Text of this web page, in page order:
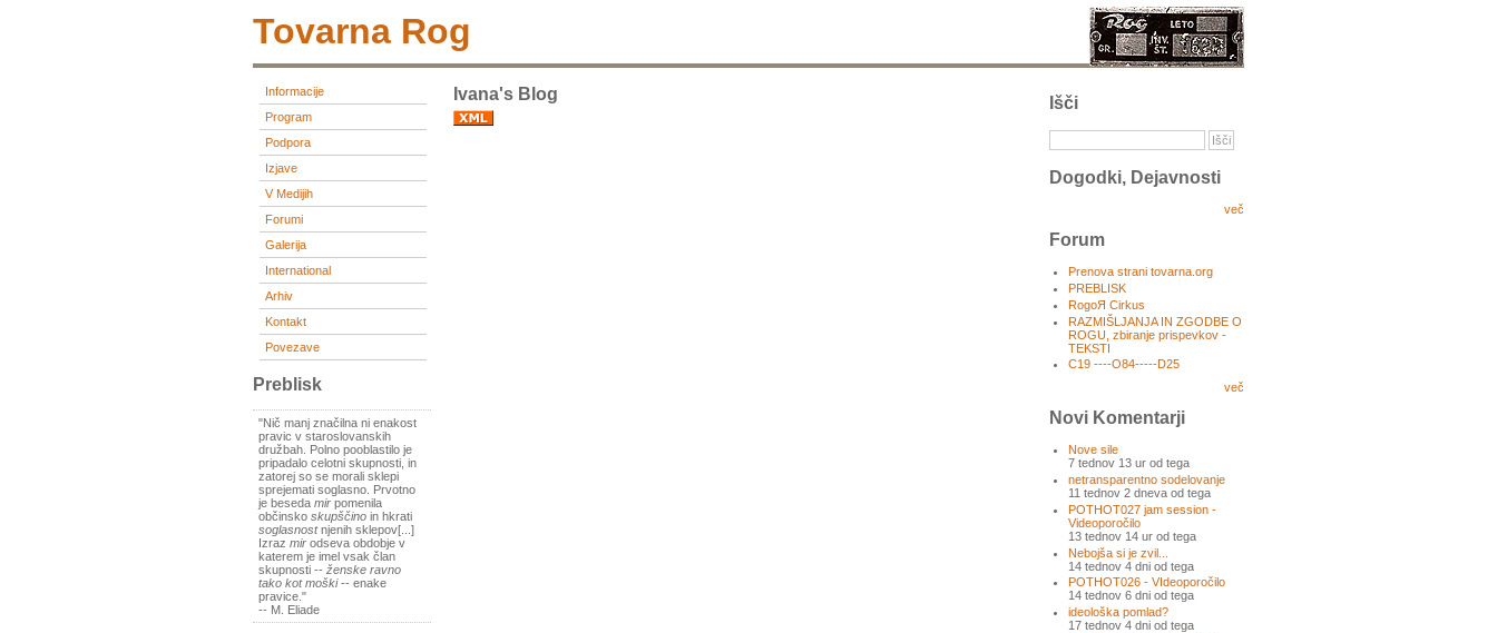
Tovarna Rog
Informacije
Program
Podpora
Izjave
V Medijih
Forumi
Galerija
International
Arhiv
Kontakt
Povezave
Preblisk
"Nič manj značilna ni enakost
pravic v staroslovanskih
družbah. Polno pooblastilo je
pripadalo celotni skupnosti, in
zatorej so se morali sklepi
sprejemati soglasno. Prvotno
je beseda mir pomenila
občinsko skupščino in hkrati
soglasnostnjenih sklepov[...]
Izraz mir odseva obdobje v
katerem je imel vsak član
skupnosti -- ženske ravno
tako kot moški-- enake
pravice."
-- M. Eliade
Ivana's Blog Išči
Dogodki, Dejavnosti
več
Forum
Prenova strani tovarna.org
PREBLISK
RogoЯ Cirkus
RAZMIŠLJANJA IN ZGODBE O
ROGU, zbiranje prispevkov -
TEKSTI
C19 ----O84-----D25
več
Novi Komentarji
Nove sile
7 tednov 13 ur od tega
netransparentno sodelovanje
11 tednov 2 dneva od tega
POTHOT027 jam session -
Videoporočilo
13 tednov 14 ur od tega
Nebojša si je zvil...
14 tednov 4 dni od tega
POTHOT026 - VIdeoporočilo
14 tednov 6 dni od tega
ideološka pomlad?
17 tednov 4 dni od tega